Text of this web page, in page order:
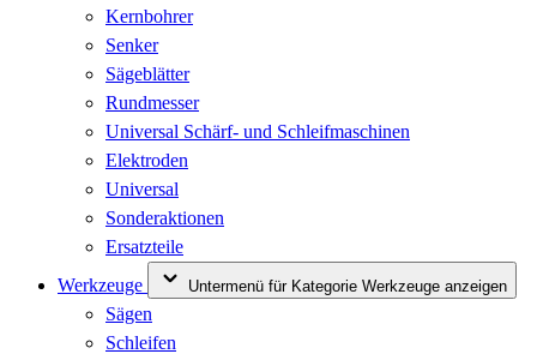
Kernbohrer
Senker
Sägeblätter
Rundmesser
Universal Schärf- und Schleifmaschinen
Elektroden
Universal
Sonderaktionen
Ersatzteile
Werkzeuge
Untermenü für Kategorie Werkzeuge anzeigen
Sägen
Schleifen